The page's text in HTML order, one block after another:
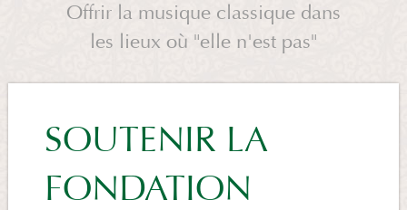
Offrir la musique classique dans
les lieux où "elle n'est pas"
SOMMAIRE
SOUTENIR LA
FONDATION